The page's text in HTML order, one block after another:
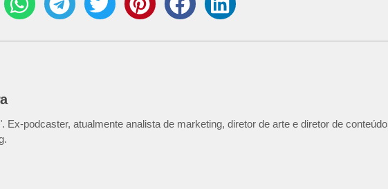
Ex-podcaster, atualmente analista de marketing, diretor de arte e diretor de conteúdo